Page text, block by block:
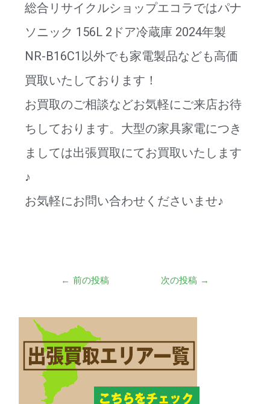
総合リサイクルショップエコラではパナ
ソニック 156L 2ドア冷蔵庫 2024年製
NR-B16C1以外でも家電製品なども高価
買取いたしております！
お買取のご相談などお気軽にご来店お待
ちしております。大型の家具家電につき
ましては出張買取にてお買取いたします
♪
お気軽にお問い合わせくださいませ♪
← 前の投稿 次の投稿 →